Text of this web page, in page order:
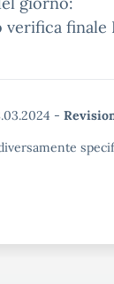
verifica
-